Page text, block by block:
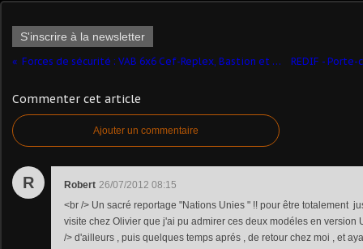
S'inscrire à la newsletter
Forces de sécurité : VAB 6x6 Cef-Replex, Bastion et VBL Master Fighter (par Jérôme Hadacek)
Commenter cet article
Ajouter un commentaire
R Robert 26/07/2012 08:15
<br /> Un sacré reportage "Nations Unies " !! pour être totalement
visite chez Olivier que j'ai pu admirer ces deux modéles en version
/> d'ailleurs , puis quelques temps aprés , de retour chez moi , et